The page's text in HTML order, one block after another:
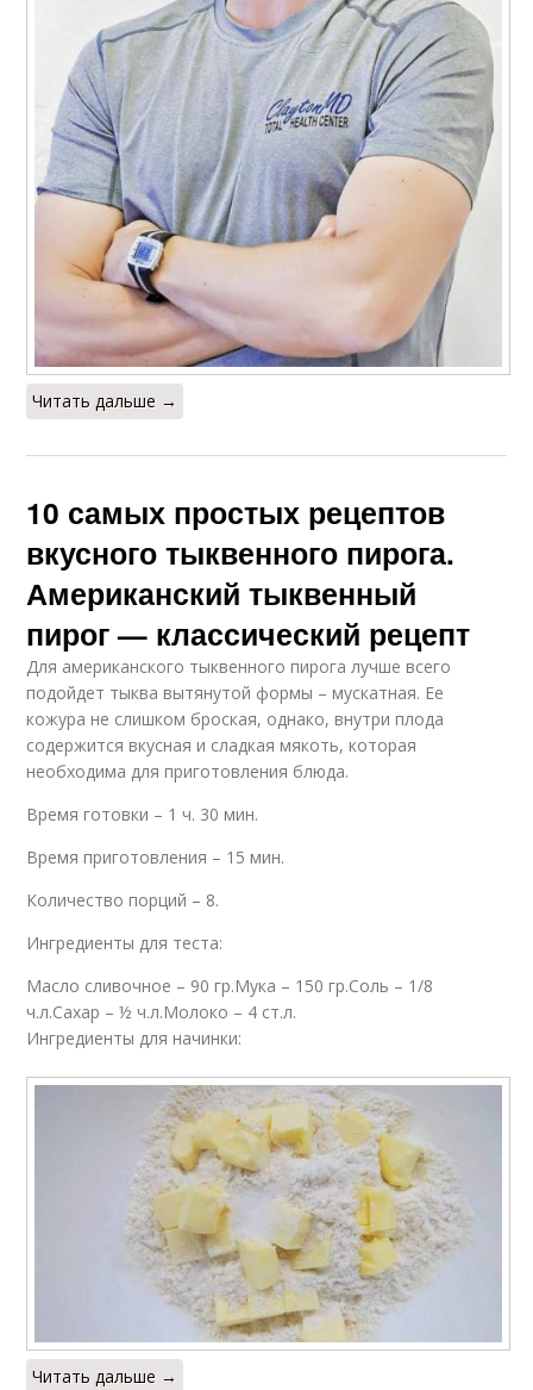
Читать дальше →
10 самых простых рецептов
вкусного тыквенного пирога.
Американский тыквенный
пирог — классический рецепт
Для американского тыквенного пирога лучше всего
подойдет тыква вытянутой формы – мускатная. Ее
кожура не слишком броская, однако, внутри плода
содержится вкусная и сладкая мякоть, которая
необходима для приготовления блюда.
Время готовки – 1 ч. 30 мин.
Время приготовления – 15 мин.
Количество порций – 8.
Ингредиенты для теста:
Масло сливочное – 90 гр.Мука – 150 гр.Соль – 1/8
ч.л.Сахар – ½ ч.л.Молоко – 4 ст.л.
Ингредиенты для начинки:
Читать дальше →